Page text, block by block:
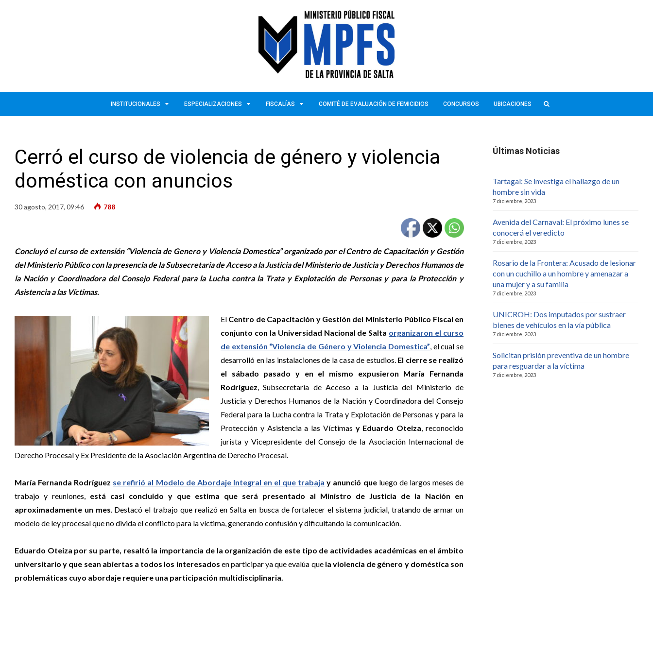
INSTITUCIONALES ESPECIALIZACIONES FISCALÍAS COMITÉ DE EVALUACIÓN DE FEMICIDIOS CONCURSOS UBICACIONES
Cerró el curso de violencia de género y violencia
doméstica con anuncios
30 agosto, 2017, 09:46 788
Concluyó el curso de extensión “Violencia de Genero y Violencia Domestica” organizado por el Centro de Capacitación y Gestión
del Ministerio Público con la presencia de la Subsecretaria de Acceso a la Justicia del Ministerio de Justicia y Derechos Humanos de
la Nación y Coordinadora del Consejo Federal para la Lucha contra la Trata y Explotación de Personas y para la Protección y
Asistencia a las Víctimas.
El Centro de Capacitación y Gestión del Ministerio Público Fiscal en
conjunto con la Universidad Nacional de Salta organizaron el curso
de extensión “Violencia de Género y Violencia Domestica” , el cual se
desarrolló en las instalaciones de la casa de estudios. El cierre se realizó
el sábado pasado y en el mismo expusieron María Fernanda
Rodríguez , Subsecretaria de Acceso a la Justicia del Ministerio de
Justicia y Derechos Humanos de la Nación y Coordinadora del Consejo
Federal para la Lucha contra la Trata y Explotación de Personas y para la
Protección y Asistencia a las Víctimas y Eduardo Oteiza , reconocido
jurista y Vicepresidente del Consejo de la Asociación Internacional de
Derecho Procesal y Ex Presidente de la Asociación Argentina de Derecho Procesal.
María Fernanda Rodríguez se refirió al Modelo de Abordaje Integral en el que trabaja y anunció queluego de largos meses de
trabajo y reuniones, está casi concluido y que estima que será presentado al Ministro de Justicia de la Nación en
aproximadamente un mes . Destacó el trabajo que realizó en Salta en busca de fortalecer el sistema judicial, tratando de armar un
modelo de ley procesal que no divida el conflicto para la víctima, generando confusión y dificultando la comunicación.
Eduardo Oteiza por su parte, resaltó la importancia de la organización de este tipo de actividades académicas en el ámbito
universitario y que sean abiertas a todos los interesados en participar ya que evalúa que la violencia de género y doméstica son
problemáticas cuyo abordaje requiere una participación multidisciplinaria.
Últimas Noticias
Tartagal: Se investiga el hallazgo de un
hombre sin vida
7 diciembre, 2023
Avenida del Carnaval: El próximo lunes se
conocerá el veredicto
7 diciembre, 2023
Rosario de la Frontera: Acusado de lesionar
con un cuchillo a un hombre y amenazar a
una mujer y a su familia
7 diciembre, 2023
UNICROH: Dos imputados por sustraer
bienes de vehículos en la vía pública
7 diciembre, 2023
Solicitan prisión preventiva de un hombre
para resguardar a la víctima
7 diciembre, 2023